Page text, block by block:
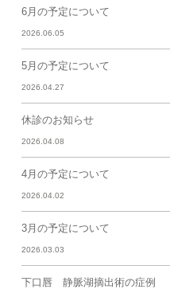
6月の予定について
2026.06.05
5月の予定について
2026.04.27
休診のお知らせ
2026.04.08
4月の予定について
2026.04.02
3月の予定について
2026.03.03
下口唇 静脈湖摘出術の症例